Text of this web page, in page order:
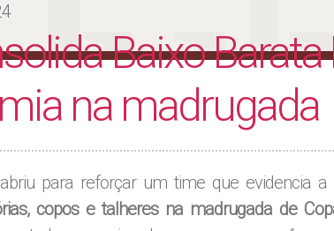
Baixo
na madrugada
para reforçar um time que evidencia
copos e talheres na madrugada de